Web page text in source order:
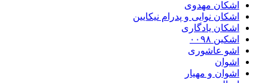
اشکان مهدوی
اشکان نوایی و پدرام نیکایین
اشکان یادگاری
اشکین ۰۰۹۸
اشو عاشوری
اشوان
اشوان و مهیار